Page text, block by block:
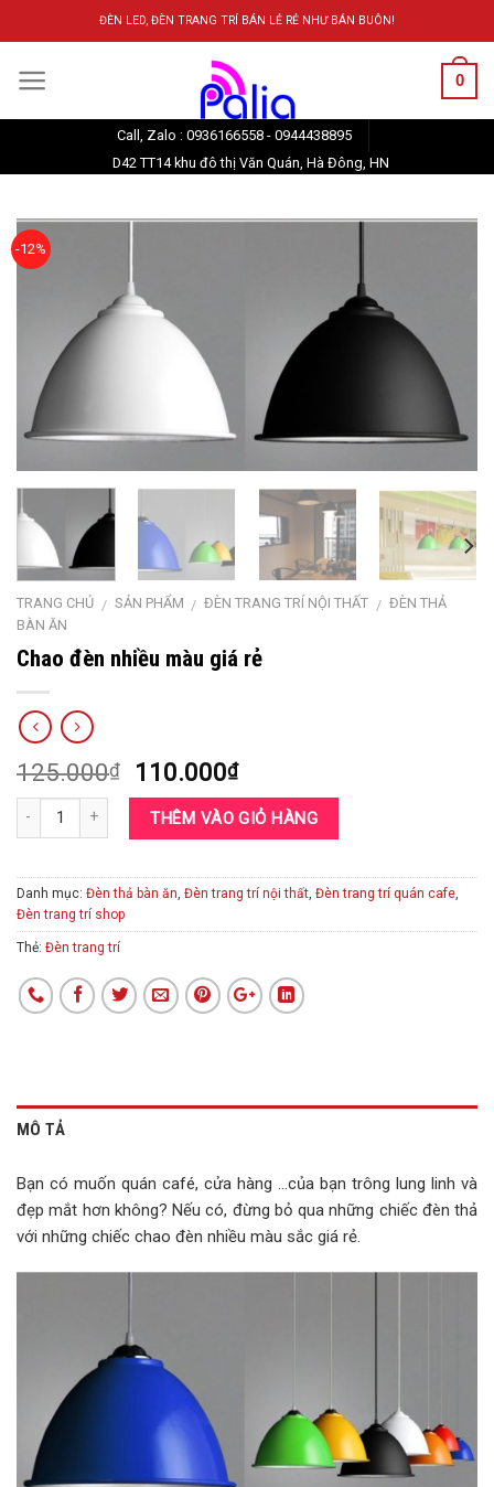
to
ĐÈN LED, ĐÈN TRANG TRÍ BÁN LẺ RẺ NHƯ BÁN BUÔN!
0
Call, Zalo : 0936166558 - 0944438895
D42 TT14 khu đô thị Văn Quán, Hà Đông, HN
-12%
TRANG CHỦ / SẢN PHẨM / ĐÈN TRANG TRÍ NỘI THẤT / ĐÈN THẢ
BÀN ĂN
Chao đèn nhiều màu giá rẻ
125.000₫
Giá
gốc
là:
125.000₫.
110.000₫Giá
hiện
tại
là:
THÊM VÀO GIỎ HÀNG
Danh mục: Đèn thả bàn ăn, Đèn trang trí nội thất, Đèn trang trí quán cafe,
Đèn trang trí shop
Thẻ: Đèn trang trí
MÔ TẢ
Bạn có muốn quán café, cửa hàng …của bạn trông lung linh và
đẹp mắt hơn không? Nếu có, đừng bỏ qua những chiếc đèn thả
với những chiếc chao đèn nhiều màu sắc giá rẻ.